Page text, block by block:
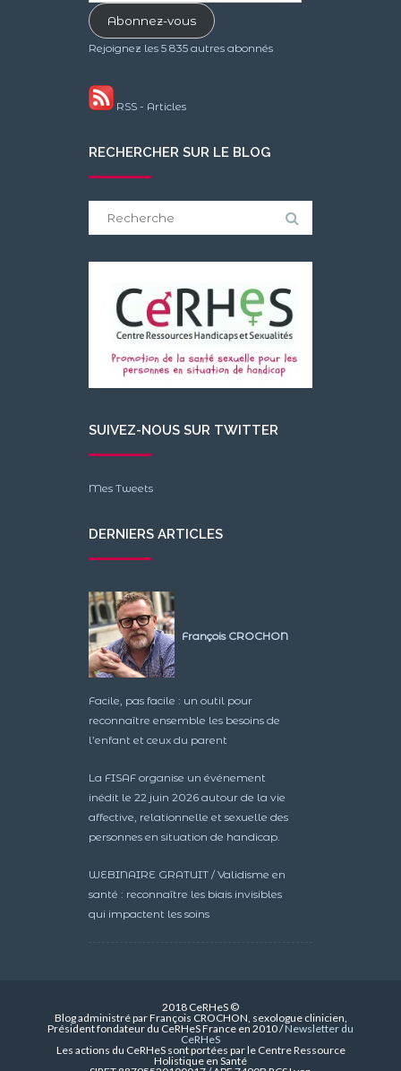
e-
mailAbonnez-vous
Rejoignez les 5 835 autres abonnés
RSS - Articles
RECHERCHER SUR LE BLOG
SUIVEZ-NOUS SUR TWITTER
Mes Tweets
DERNIERS ARTICLES
François CROCHON
Facile, pas facile : un outil pour
reconnaître ensemble les besoins de
l’enfant et ceux du parent
La FISAF organise un événement
inédit le 22 juin 2026 autour de la vie
affective, relationnelle et sexuelle des
personnes en situation de handicap.
WEBINAIRE GRATUIT / Validisme en
santé : reconnaître les biais invisibles
qui impactent les soins
2018 CeRHeS ©
Blog administré par François CROCHON, sexologue clinicien,
Président fondateur du CeRHeS France en 2010 /Newsletter du
CeRHeS
Les actions du CeRHeS sont portées par le Centre Ressource
Holistique en Santé